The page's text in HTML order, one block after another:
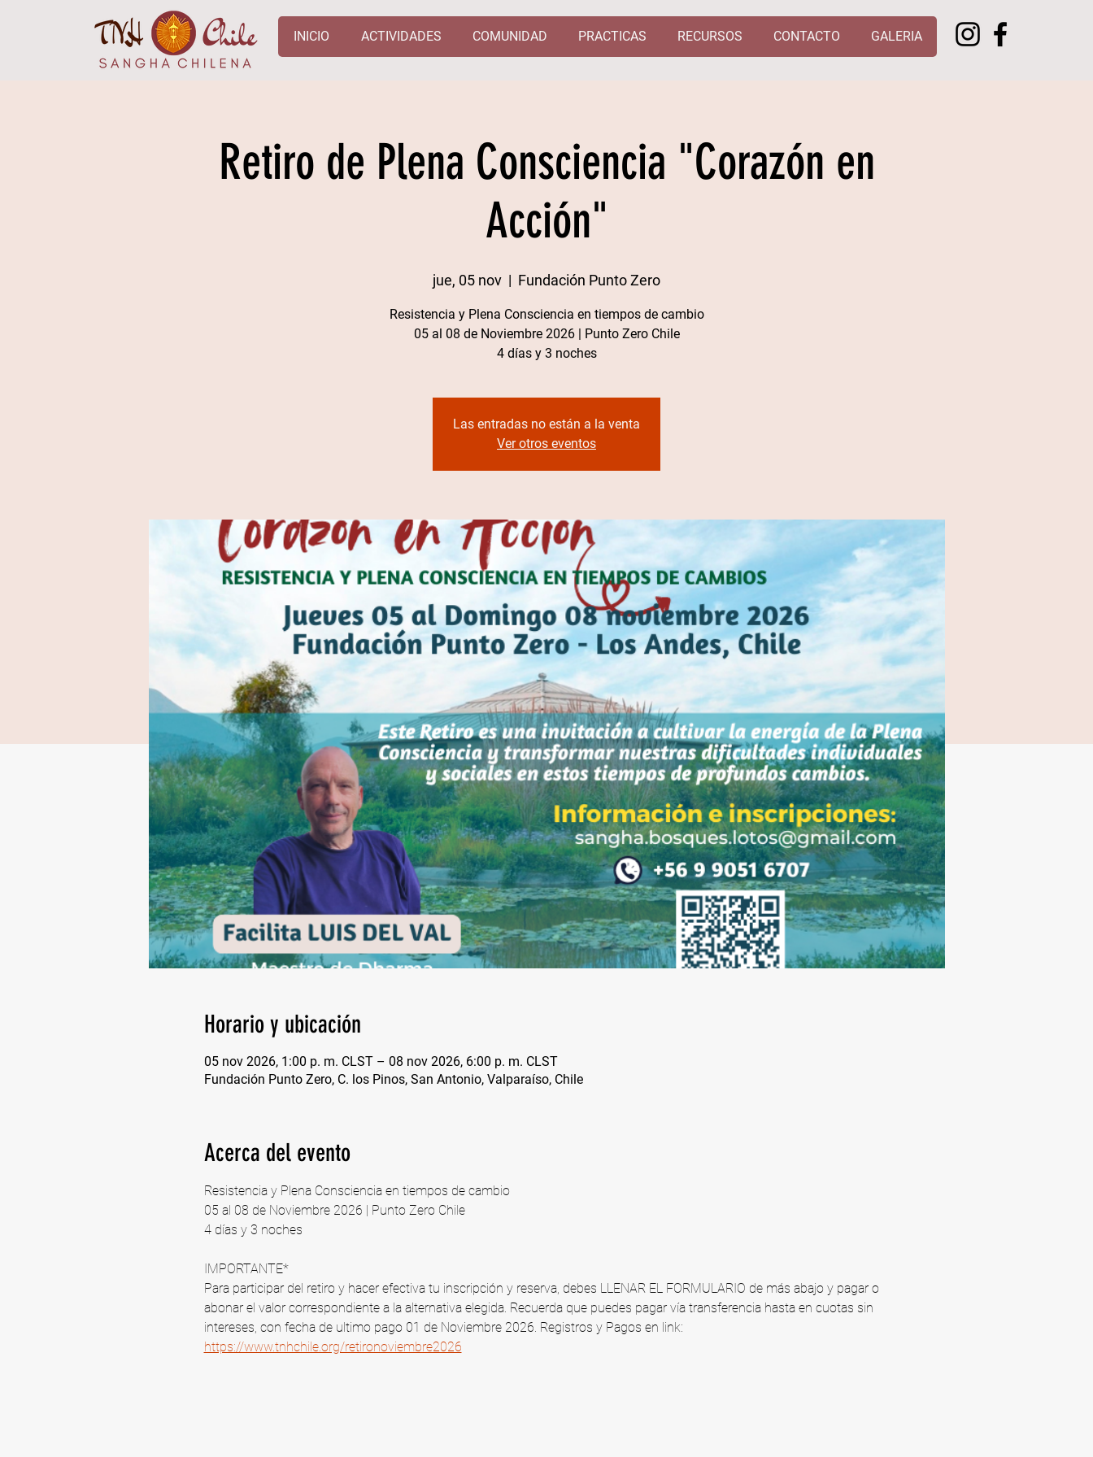
INICIO ACTIVIDADES COMUNIDAD PRACTICAS RECURSOS CONTACTO GALERIA
Retiro de Plena Consciencia "Corazón en
Acción"
jue, 05 nov
  |
Fundación Punto Zero
Resistencia y Plena Consciencia en tiempos de cambio
05 al 08 de Noviembre 2026 | Punto Zero Chile​
4 días y 3 noches
Las entradas no están a la venta
Ver otros eventos
Horario y ubicación
05 nov 2026, 1:00 p. m. CLST – 08 nov 2026, 6:00 p. m. CLST
Fundación Punto Zero, C. los Pinos, San Antonio, Valparaíso, Chile
Acerca del evento
Resistencia y Plena Consciencia en tiempos de cambio
05 al 08 de Noviembre 2026 | Punto Zero Chile​
4 días y 3 noches
IMPORTANTE*
Para participar del retiro y hacer efectiva tu inscripción y reserva, debes LLENAR EL FORMULARIO de más abajo y pagar o
abonar el valor correspondiente a la alternativa elegida. Recuerda que puedes pagar vía transferencia hasta en cuotas sin
intereses, con fecha de ultimo pago 01 de Noviembre 2026​. Registros y Pagos en link:
https://www.tnhchile.org/retironoviembre2026